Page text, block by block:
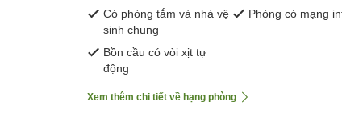
Có phòng tắm và nhà vệ
sinh chung
Phòng có mạng
Bồn cầu có vòi xịt tự
động
Xem thêm chi tiết về hạng phòng